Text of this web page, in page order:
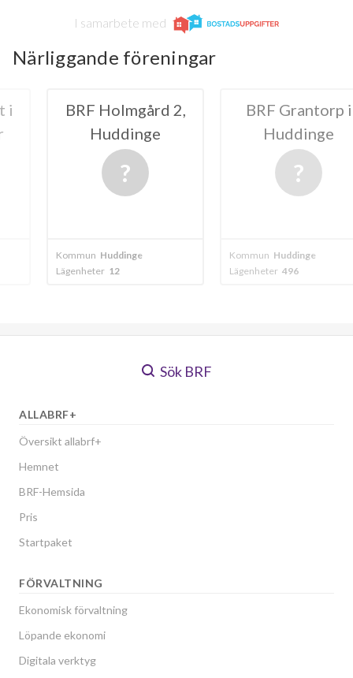
I samarbete med
Närliggande föreningar
2,
BRF Grantorp i
Huddinge
Kommun
Lägenheter
BRF
Kommun
Lägenheter
Sök BRF
ALLABRF+
Översikt allabrf+
Hemnet
BRF-Hemsida
Pris
Startpaket
FÖRVALTNING
Ekonomisk förvaltning
Löpande ekonomi
Digitala verktyg